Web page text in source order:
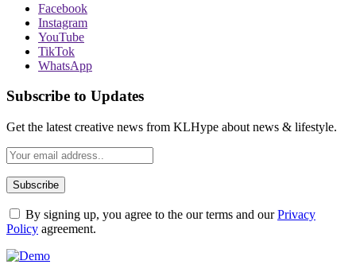
Facebook
Instagram
YouTube
TikTok
WhatsApp
Subscribe to Updates
Get the latest creative news from KLHype about news & lifestyle.
By signing up, you agree to the our terms and ourPrivacy
Policy agreement.